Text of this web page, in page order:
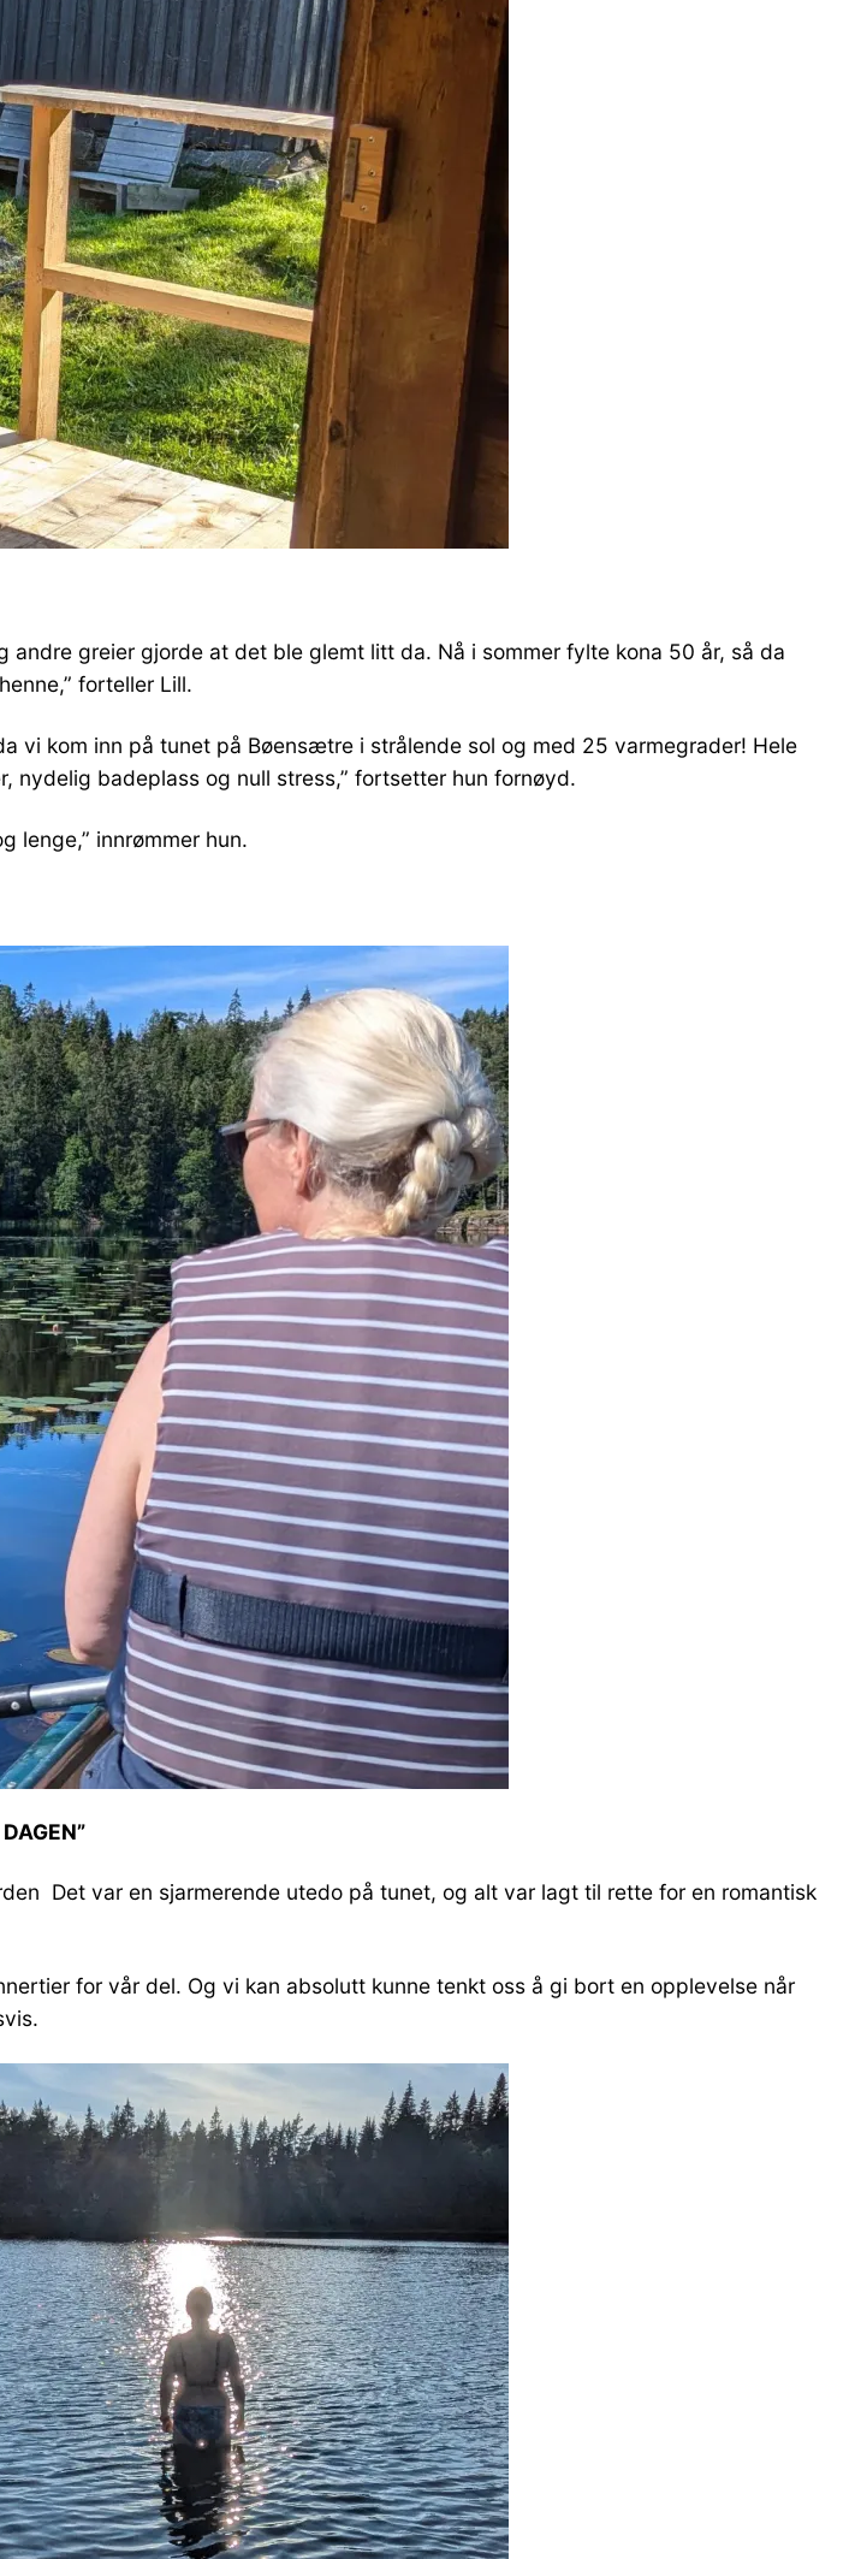
greier gjorde at det ble glemt litt da. Nå i sommer fylte kona 50 år, så da
forteller Lill.
vi kom inn på tunet på Bøensætre i strålende sol og med 25 varmegrader! Hele
nydelig badeplass og null stress,” fortsetter hun fornøyd.
lenge,” innrømmer hun.
Det var en sjarmerende utedo på tunet, og alt var lagt til rette for en romantisk
for vår del. Og vi kan absolutt kunne tenkt oss å gi bort en opplevelse når